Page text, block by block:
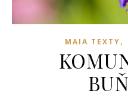
MAIA TEXTY,